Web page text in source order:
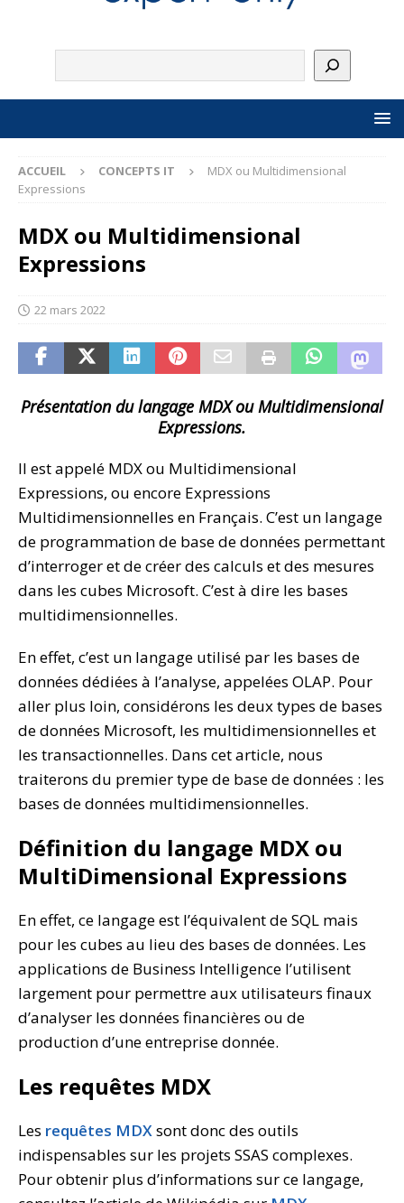
ACCUEIL CONCEPTS IT
MDX ou Multidimensional
Expressions
MDX ou Multidimensional
Expressions
22 mars 2022
Présentation du langage MDX ou Multidimensional
Expressions.
Il est appelé MDX ou Multidimensional
Expressions, ou encore Expressions
Multidimensionnelles en Français. C’est un langage
de programmation de base de données permettant
d’interroger et de créer des calculs et des mesures
dans les cubes Microsoft. C’est à dire les bases
multidimensionnelles.
En effet, c’est un langage utilisé par les bases de
données dédiées à l’analyse, appelées OLAP. Pour
aller plus loin, considérons les deux types de bases
de données Microsoft, les multidimensionnelles et
les transactionnelles. Dans cet article, nous
traiterons du premier type de base de données : les
bases de données multidimensionnelles.
Définition du langage MDX ou
MultiDimensional Expressions
En effet, ce langage est l’équivalent de SQL mais
pour les cubes au lieu des bases de données. Les
applications de Business Intelligence l’utilisent
largement pour permettre aux utilisateurs finaux
d’analyser les données financières ou de
production d’une entreprise donnée.
Les requêtes MDX
Les requêtes MDXsont donc des outils
indispensables sur les projets SSAS complexes.
Pour obtenir plus d’informations sur ce langage,